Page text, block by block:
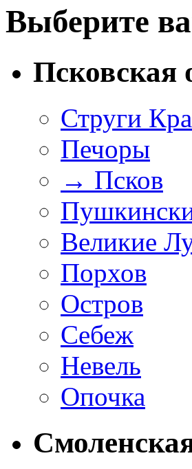
Выберите
Псковская
Струги
Печоры
→ Псков
Великие
Порхов
Остров
Себеж
Невель
Опочка